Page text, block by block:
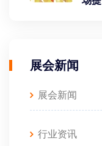
展会新闻
展会新闻
行业资讯